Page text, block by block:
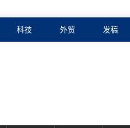
科技 外贸 发稿